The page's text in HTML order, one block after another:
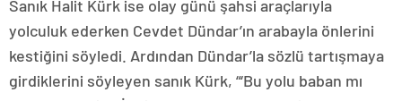
Sanık Halit Kürk ise olay günü şahsi araçlarıyla
yolculuk ederken Cevdet Dündar’ın arabayla önlerini
kestiğini söyledi. Ardından Dündar’la sözlü tartışmaya
girdiklerini söyleyen sanık Kürk, “‘Bu yolu baban mı